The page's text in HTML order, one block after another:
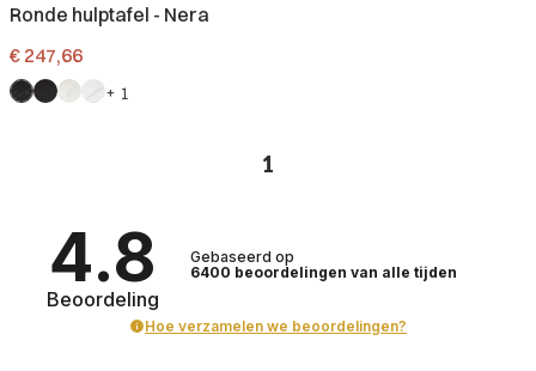
Ronde hulptafel - Nera
Prijs
€ 247,66
+ 1
1
4.8
Beoordeling
Gebaseerd op
6400 beoordelingen van alle tijden
Hoe verzamelen we beoordelingen?